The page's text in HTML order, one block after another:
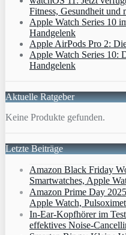
Fitness, Gesundheit und
Apple Watch Series 10
Handgelenk
Apple AirPods Pro 2:
Apple Watch Series 10:
Handgelenk
Aktuelle Ratgeber
Keine Produkte gefunden.
Letzte Beiträge
Amazon Black Friday
Smartwatches, Apple
Amazon Prime Day
Apple Watch,
In-Ear-Kopfhörer im
effektives Noise-